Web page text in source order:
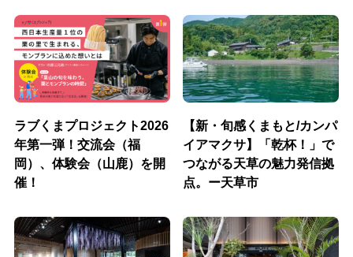
ラブくまプロジェクト2026
年第一弾！交流会（福
岡）、体験会（山鹿）を開
催！
【新・旬感くまもと/カンパ
イアマクサ】「乾杯！」で
つながる天草の魅力発信拠
点。ー天草市